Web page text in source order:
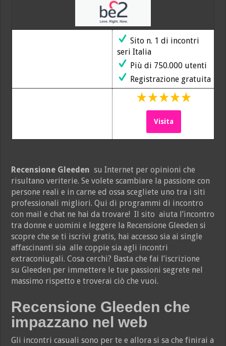
Sito n. 1 di incontri
seri Italia
Più di 750.000 utenti
Registrazione gratuita
Visita
Recensione Gleeden su Internet per opinioni che
risultano veriterie. Se volete scambiare la passione con
persone reali e in carne ed ossa scegliete uno tra i siti
professionali migliori. Qui di programmi di incontro
con mail e chat ne hai da trovare! Il sito aiuta l’incontro
tra donne e uomini e leggere la Recensione Gleeden si
scopre che se ti iscrivi gratis, hai accesso sia ai single
affascinanti sia alle coppie sia agli incontri
extraconiugali. Cosa cerchi? Basta che fai l’iscrizione
su Gleeden per immettere le tue passioni segrete nel
massimo rispetto e troverai ciò che vuoi.
Recensione Gleeden che
impazzano nel web
Gli incontri casuali sono per te e allora si sa che finirai a